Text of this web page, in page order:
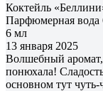
Коктейль
Парфюмерная вода
6 мл
13 января 2025
Волшебный
понюхала!
основном тут чуть-